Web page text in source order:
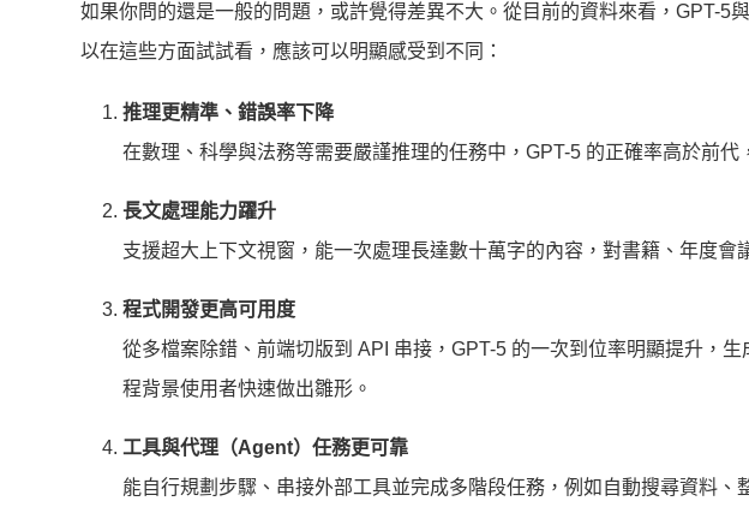
如果你問的還是一般的問題，或許覺得差異不大。從目前的資料來看，GPT-5
以在這些方面試試看，應該可以明顯感受到不同：
推理更精準、錯誤率下降
在數理、科學與法務等需要嚴謹推理的任務中，GPT-5 的正確率高於前代
長文處理能力躍升
支援超大上下文視窗，能一次處理長達數十萬字的內容，對書籍、年度會
程式開發更高可用度
從多檔案除錯、前端切版到 API 串接，GPT-5 的一次到位率明顯提升，
程背景使用者快速做出雛形。
工具與代理（Agent）任務更可靠
能自行規劃步驟、串接外部工具並完成多階段任務，例如自動搜尋資料、